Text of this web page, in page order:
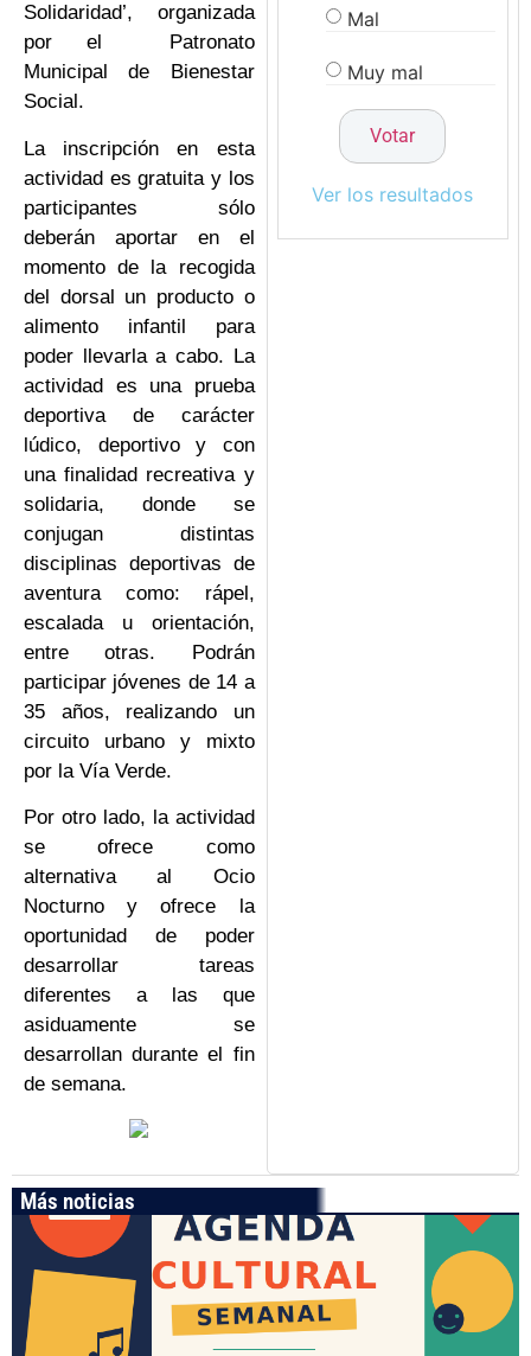
Solidaridad’, organizada
por el Patronato
Municipal de Bienestar
Social.
La inscripción en esta
actividad es gratuita y los
participantes sólo
deberán aportar en el
momento de la recogida
del dorsal un producto o
alimento infantil para
poder llevarla a cabo. La
actividad es una prueba
deportiva de carácter
lúdico, deportivo y con
una finalidad recreativa y
solidaria, donde se
conjugan distintas
disciplinas deportivas de
aventura como: rápel,
escalada u orientación,
entre otras. Podrán
participar jóvenes de 14 a
35 años, realizando un
circuito urbano y mixto
por la Vía Verde.
Por otro lado, la actividad
se ofrece como
alternativa al Ocio
Nocturno y ofrece la
oportunidad de poder
desarrollar tareas
diferentes a las que
asiduamente se
desarrollan durante el fin
de semana.
Mal
Muy mal
Ver los resultados
Más noticias